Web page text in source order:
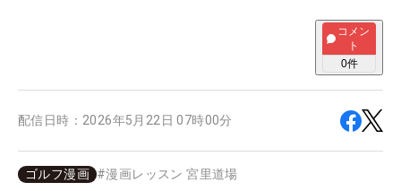
コメン
ト
0件
配信日時： 2026年5月22日 07時00分
ゴルフ漫画 #漫画レッスン 宮里道場